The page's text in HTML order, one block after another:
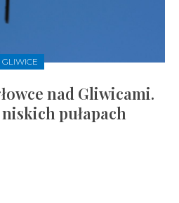
GLIWICE
nad Gliwicami.
pułapach